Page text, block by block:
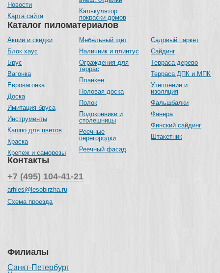
Каталог пиломатериалов
Акции и скидки
Блок хаус
Брус
Вагонка
Евровагонка
Доска
Имитация бруса
Инструменты
Кашпо для цветов
Краска
Крепеж и саморезы
Мебельный щит
Наличник и плинтус
Ограждения для
террас
Планкен
Половая доска
Полок
Подоконники и
столешницы
Реечные
перегородки
Реечный фасад
Садовый паркет
Сайдинг
Терраса дерево
Терраса ДПК и МПК
Утепление и
изоляция
Фальшбалки
Фанера
Финский сайдинг
Штакетник
Новости
Карта сайта
Калькулятор
покраски домов
Контакты
+7 (495) 104-41-21
arhles@lesobirzha.ru
Схема проезда
Филиалы
Санкт-Петербург